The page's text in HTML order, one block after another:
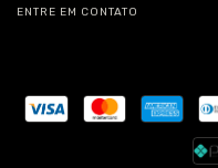
ENTRE EM CONTATO